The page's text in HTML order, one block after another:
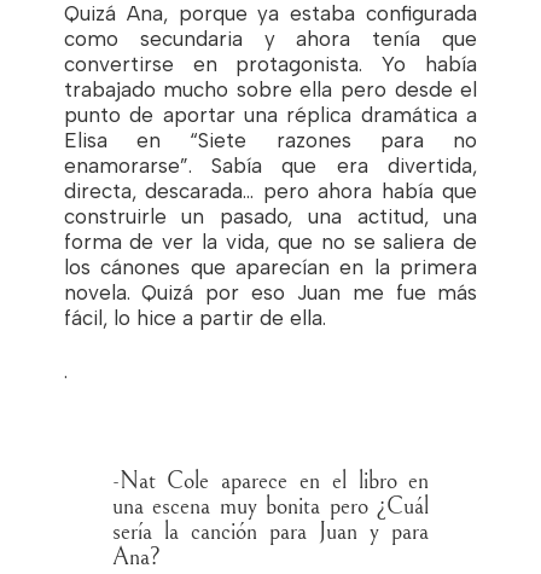
Quizá Ana, porque ya estaba configurada
como secundaria y ahora tenía que
convertirse en protagonista. Yo había
trabajado mucho sobre ella pero desde el
punto de aportar una réplica dramática a
Elisa en “Siete razones para no
enamorarse”. Sabía que era divertida,
directa, descarada… pero ahora había que
construirle un pasado, una actitud, una
forma de ver la vida, que no se saliera de
los cánones que aparecían en la primera
novela. Quizá por eso Juan me fue más
fácil, lo hice a partir de ella.
.
-Nat Cole aparece en el libro en
una escena muy bonita pero ¿Cuál
sería la canción para Juan y para
Ana?